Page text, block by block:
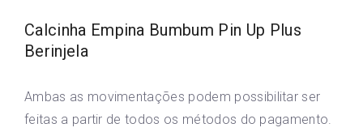
Calcinha Empina Bumbum Pin Up Plus
Berinjela
Ambas as movimentações podem possibilitar ser
feitas a partir de todos os métodos do pagamento.